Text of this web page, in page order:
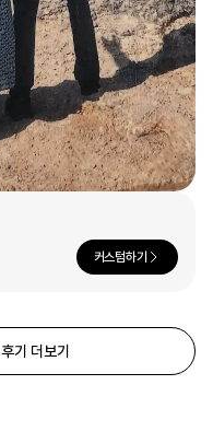
커스텀하기
기 더보기
소매타입
민소매